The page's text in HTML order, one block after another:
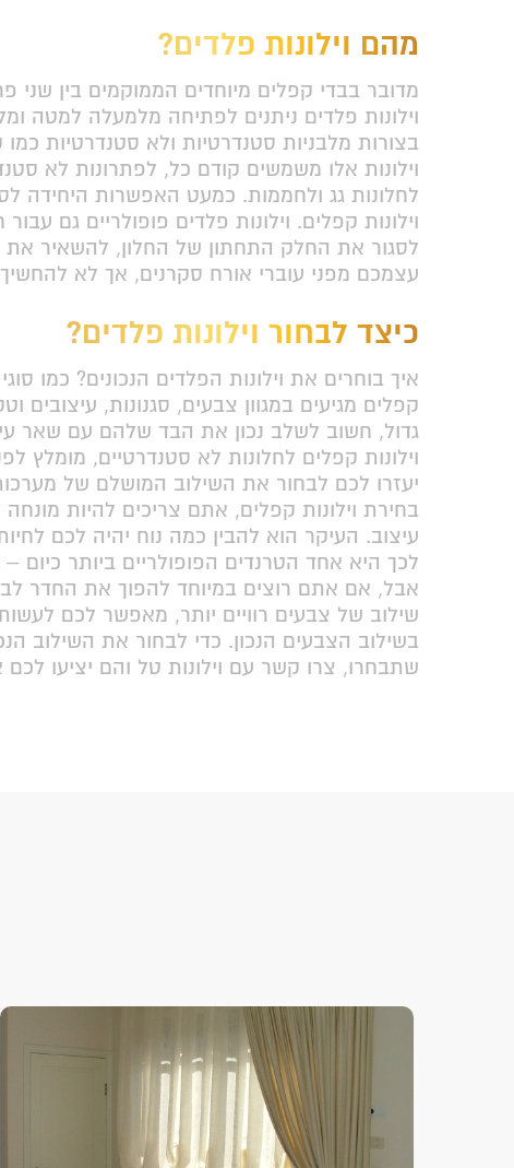
מהם וילונות פלדים?
מדובר בבדי קפלים מיוחדים הממוקמים בין שני
וילונות פלדים ניתנים לפתיחה מלמעלה למטה
בצורות מלבניות סטנדרטיות ולא סטנדרטיות
וילונות אלו משמשים קודם כל, לפתרונות לא
לחלונות גג ולחממות. כמעט האפשרות היחידה
וילונות קפלים. וילונות פלדים פופולריים גם
לסגור את החלק התחתון של החלון, להשאיר את
עצמכם מפני עוברי אורח סקרנים, אך לא
כיצד לבחור וילונות פלדים?
איך בוחרים את וילונות הפלדים הנכונים? כמו
קפלים מגיעים במגוון צבעים, סגנונות, עיצובים
גדול, חשוב לשלב נכון את הבד שלהם עם שאר
וילונות קפלים לחלונות לא סטנדרטיים, מומלץ
יעזרו לכם לבחור את השילוב המושלם של
בחירת וילונות קפלים, אתם צריכים להיות
עיצוב. העיקר הוא להבין כמה נוח יהיה לכם
לכך היא אחד הטרנדים הפופולריים ביותר כיום –
אבל, אם אתם רוצים במיוחד להפוך את החדר
שילוב של צבעים רוויים יותר, מאפשר לכם
בשילוב הצבעים הנכון. כדי לבחור את השילוב
שתבחרו, צרו קשר עם וילונות טל והם יציעו